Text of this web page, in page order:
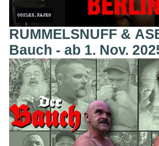
RUMMELSNUFF &
Bauch - ab 1. Nov.